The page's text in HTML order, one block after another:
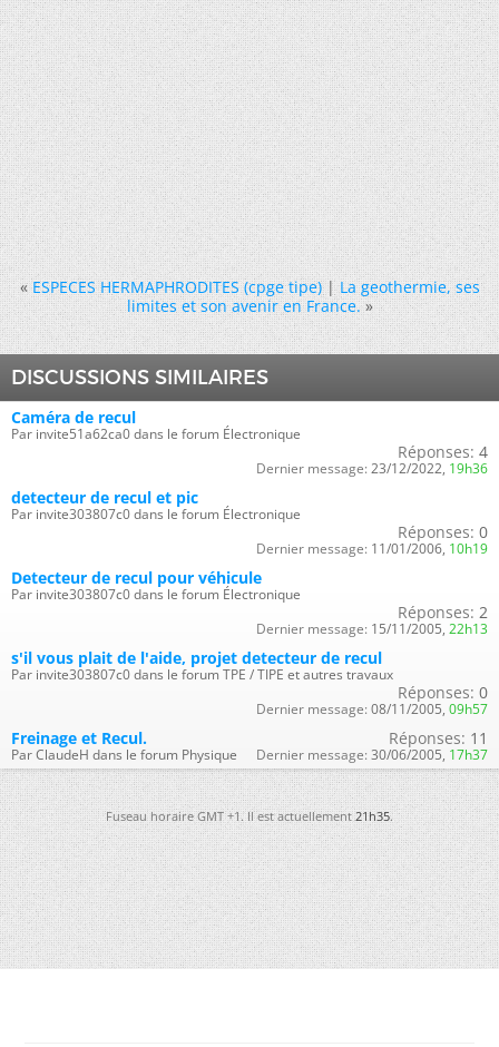
« ESPECES HERMAPHRODITES (cpge tipe)|La geothermie, ses
limites et son avenir en France. »
DISCUSSIONS SIMILAIRES
Caméra de recul
Par invite51a62ca0 dans le forum Électronique
Réponses: 4
Dernier message: 23/12/2022, 19h36
detecteur de recul et pic
Par invite303807c0 dans le forum Électronique
Réponses: 0
Dernier message: 11/01/2006, 10h19
Detecteur de recul pour véhicule
Par invite303807c0 dans le forum Électronique
Réponses: 2
Dernier message: 15/11/2005, 22h13
s'il vous plait de l'aide, projet detecteur de recul
Par invite303807c0 dans le forum TPE / TIPE et autres travaux
Réponses: 0
Dernier message: 08/11/2005, 09h57
Freinage et Recul.
Par ClaudeH dans le forum Physique
Réponses: 11
Dernier message: 30/06/2005, 17h37
Fuseau horaire GMT +1. Il est actuellement21h35.